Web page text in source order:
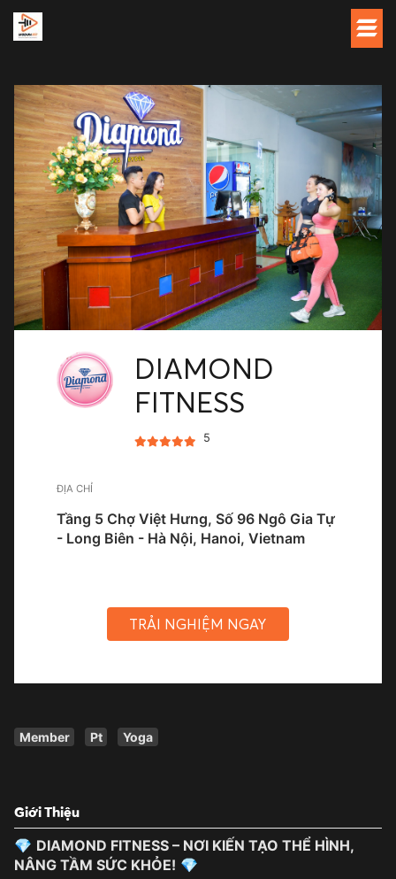
DIAMOND
FITNESS
5
ĐỊA CHỈ
Tầng 5 Chợ Việt Hưng, Số 96 Ngô Gia Tự
- Long Biên - Hà Nội, Hanoi, Vietnam
TRẢI NGHIỆM NGAY
Member Pt Yoga
Giới Thiệu
💎 DIAMOND FITNESS – NƠI KIẾN TẠO THỂ HÌNH,
NÂNG TẦM SỨC KHỎE! 💎